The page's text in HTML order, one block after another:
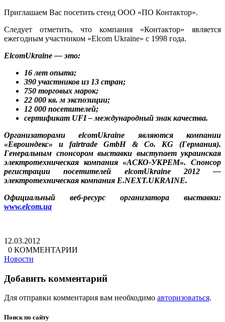
Приглашаем Вас посетить стенд ООО «ПО Контактор».
Следует отметить, что компания «Контактор» является
ежегодным участником «Elcom Ukraine» с 1998 года.
ElcomUkraine — это:
16 лет опыта;
390 участников из 13 стран;
750 торговых марок;
22 000 кв. м экспозиции;
12 000 посетителей;
сертификат UFI – международный знак качества.
Организаторами elcomUkraine являются компании
«Евроиндекс» и fairtrade GmbH & Co. KG (Германия).
Генеральным спонсором выставки выступает украинская
электротехническая компания «АСКО-УКРЕМ». Спонсор
регистрации посетителей elcomUkraine 2012 —
электротехническая компания E.NEXT.UKRAINE.
Официальный веб-ресурс организатора выставки:
www.elcom.ua
12.03.2012
0 КОММЕНТАРИИ
Новости
Добавить комментарий
Для отправки комментария вам необходимо авторизоваться.
Поиск по сайту